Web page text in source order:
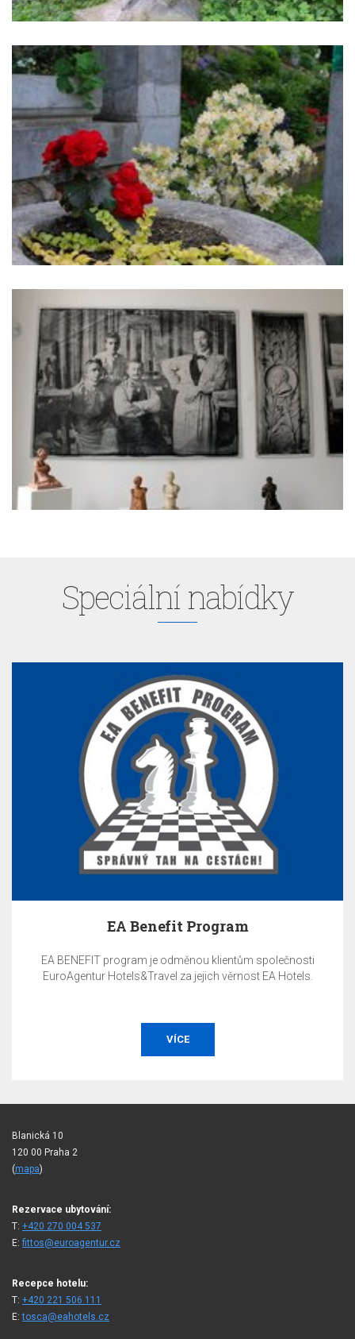
Speciální nabídky
EA Benefit Program
EA BENEFIT program je odměnou klientům společnosti
EuroAgentur Hotels&Travel za jejich věrnost EA Hotels.
VÍCE
Blanická 10
120 00 Praha 2
(mapa)
Rezervace ubytování:
T: +420 270 004 537
E:fittos@euroagentur.cz
Recepce hotelu:
T: +420 221 506 111
E:tosca@eahotels.cz